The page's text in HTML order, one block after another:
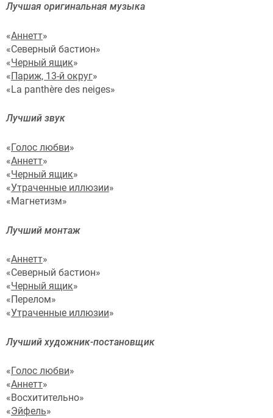
Лучшая оригинальная музыка
«Аннетт»
«Северный бастион»
«Черный ящик»
«Париж, 13-й округ»
«La panthère des neiges»
Лучший звук
«Голос любви»
«Аннетт»
«Черный ящик»
«Утраченные иллюзии»
«Магнетизм»
Лучший монтаж
«Аннетт»
«Северный бастион»
«Черный ящик»
«Перелом»
«Утраченные иллюзии»
Лучший художник-постановщик
« Голос любви»
«Аннетт»
«Восхитительно»
«Эйфель»